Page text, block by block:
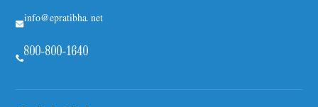
info@epratibha.net
800-800-1640